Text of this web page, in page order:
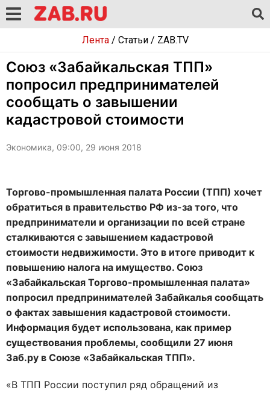
Лента/ Статьи/ ZAB.TV
Союз «Забайкальская ТПП»
попросил предпринимателей
сообщать о завышении
кадастровой стоимости
Экономика, 09:00, 29 июня 2018
Торгово-промышленная палата России (ТПП) хочет
обратиться в правительство РФ из-за того, что
предприниматели и организации по всей стране
сталкиваются с завышением кадастровой
стоимости недвижимости. Это в итоге приводит к
повышению налога на имущество. Союз
«Забайкальская Торгово-промышленная палата»
попросил предпринимателей Забайкалья сообщать
о фактах завышения кадастровой стоимости.
Информация будет использована, как пример
существования проблемы, сообщили 27 июня
Заб.ру в Союзе «Забайкальская ТПП».
«В ТПП России поступил ряд обращений из